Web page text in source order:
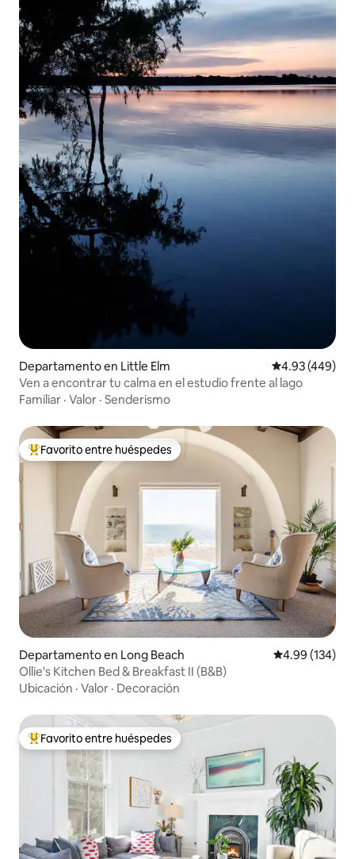
Departamento en Little Elm Calificación
4.93 (449)
Ven a encontrar tu calma en el estudio frente al lago
Familiar · Valor · Senderismo
De los mejores en Favorito entre huéspedes
Favorito entre huéspedes
Departamento en Long Beach Calificación
4.99 (134)
Ollie's Kitchen Bed & Breakfast II (B&B)
Ubicación · Valor · Decoración
De los mejores en Favorito entre huéspedes
Favorito entre huéspedes